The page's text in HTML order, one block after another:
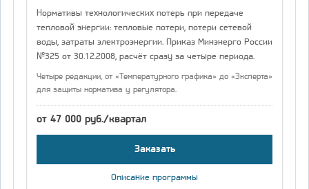
Нормативы технологических потерь при передаче
тепловой энергии: тепловые потери, потери сетевой
воды, затраты электроэнергии. Приказ Минэнерго России
№325 от 30.12.2008, расчёт сразу за четыре периода.
Четыре редакции, от «Температурного графика» до «Эксперта»
для защиты норматива у регулятора.
от 47 000 руб./квартал
Заказать
Описание программы